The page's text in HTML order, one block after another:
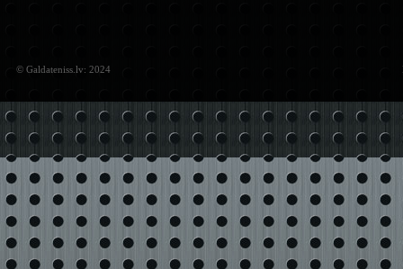
© Galdateniss.lv: 2024